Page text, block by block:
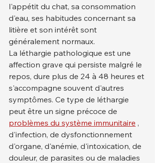
l'appétit du chat, sa consommation
d'eau, ses habitudes concernant sa
litière et son intérêt sont
généralement normaux.
La léthargie pathologique est une
affection grave qui persiste malgré le
repos, dure plus de 24 à 48 heures et
s'accompagne souvent d'autres
symptômes. Ce type de léthargie
peut être un signe précoce de
problèmes du système immunitaire ,
d'infection, de dysfonctionnement
d'organe, d'anémie, d'intoxication, de
douleur, de parasites ou de maladies